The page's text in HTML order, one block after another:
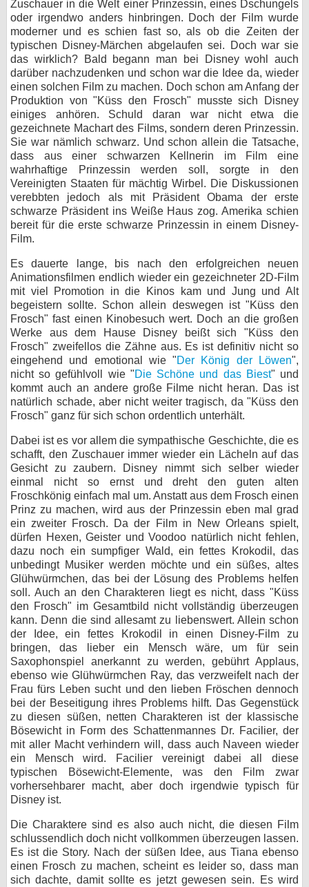
Zuschauer in die Welt einer Prinzessin, eines Dschungels
oder irgendwo anders hinbringen. Doch der Film wurde
moderner und es schien fast so, als ob die Zeiten der
typischen Disney-Märchen abgelaufen sei. Doch war sie
das wirklich? Bald begann man bei Disney wohl auch
darüber nachzudenken und schon war die Idee da, wieder
einen solchen Film zu machen. Doch schon am Anfang der
Produktion von "Küss den Frosch" musste sich Disney
einiges anhören. Schuld daran war nicht etwa die
gezeichnete Machart des Films, sondern deren Prinzessin.
Sie war nämlich schwarz. Und schon allein die Tatsache,
dass aus einer schwarzen Kellnerin im Film eine
wahrhaftige Prinzessin werden soll, sorgte in den
Vereinigten Staaten für mächtig Wirbel. Die Diskussionen
verebbten jedoch als mit Präsident Obama der erste
schwarze Präsident ins Weiße Haus zog. Amerika schien
bereit für die erste schwarze Prinzessin in einem Disney-
Film.
Es dauerte lange, bis nach den erfolgreichen neuen
Animationsfilmen endlich wieder ein gezeichneter 2D-Film
mit viel Promotion in die Kinos kam und Jung und Alt
begeistern sollte. Schon allein deswegen ist "Küss den
Frosch" fast einen Kinobesuch wert. Doch an die großen
Werke aus dem Hause Disney beißt sich "Küss den
Frosch" zweifellos die Zähne aus. Es ist definitiv nicht so
eingehend und emotional wie "Der König der Löwen",
nicht so gefühlvoll wie "Die Schöne und das Biest" und
kommt auch an andere große Filme nicht heran. Das ist
natürlich schade, aber nicht weiter tragisch, da "Küss den
Frosch" ganz für sich schon ordentlich unterhält.
Dabei ist es vor allem die sympathische Geschichte, die es
schafft, den Zuschauer immer wieder ein Lächeln auf das
Gesicht zu zaubern. Disney nimmt sich selber wieder
einmal nicht so ernst und dreht den guten alten
Froschkönig einfach mal um. Anstatt aus dem Frosch einen
Prinz zu machen, wird aus der Prinzessin eben mal grad
ein zweiter Frosch. Da der Film in New Orleans spielt,
dürfen Hexen, Geister und Voodoo natürlich nicht fehlen,
dazu noch ein sumpfiger Wald, ein fettes Krokodil, das
unbedingt Musiker werden möchte und ein süßes, altes
Glühwürmchen, das bei der Lösung des Problems helfen
soll. Auch an den Charakteren liegt es nicht, dass "Küss
den Frosch" im Gesamtbild nicht vollständig überzeugen
kann. Denn die sind allesamt zu liebenswert. Allein schon
der Idee, ein fettes Krokodil in einen Disney-Film zu
bringen, das lieber ein Mensch wäre, um für sein
Saxophonspiel anerkannt zu werden, gebührt Applaus,
ebenso wie Glühwürmchen Ray, das verzweifelt nach der
Frau fürs Leben sucht und den lieben Fröschen dennoch
bei der Beseitigung ihres Problems hilft. Das Gegenstück
zu diesen süßen, netten Charakteren ist der klassische
Bösewicht in Form des Schattenmannes Dr. Facilier, der
mit aller Macht verhindern will, dass auch Naveen wieder
ein Mensch wird. Facilier vereinigt dabei all diese
typischen Bösewicht-Elemente, was den Film zwar
vorhersehbarer macht, aber doch irgendwie typisch für
Disney ist.
Die Charaktere sind es also auch nicht, die diesen Film
schlussendlich doch nicht vollkommen überzeugen lassen.
Es ist die Story. Nach der süßen Idee, aus Tiana ebenso
einen Frosch zu machen, scheint es leider so, dass man
sich dachte, damit sollte es jetzt gewesen sein. Es wird